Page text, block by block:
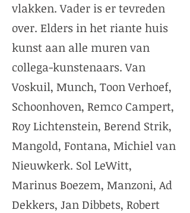
vlakken. Vader is er tevreden
over. Elders in het riante huis
kunst aan alle muren van
collega-kunstenaars. Van
Voskuil, Munch, Toon Verhoef,
Schoonhoven, Remco Campert,
Roy Lichtenstein, Berend Strik,
Mangold, Fontana, Michiel van
Nieuwkerk. Sol LeWitt,
Marinus Boezem, Manzoni, Ad
Dekkers, Jan Dibbets, Robert